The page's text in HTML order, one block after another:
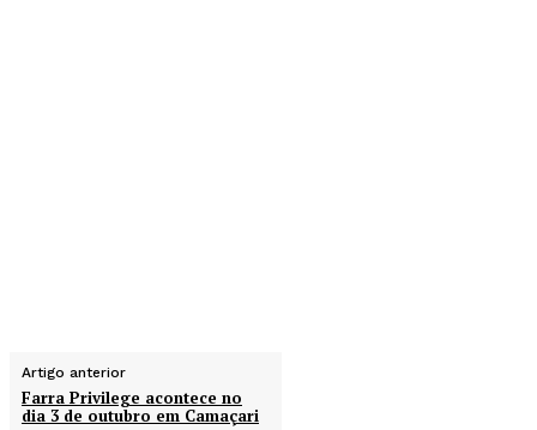
Artigo anterior
Farra Privilege acontece no
dia 3 de outubro em Camaçari